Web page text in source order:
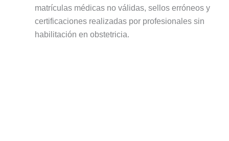
matrículas médicas no válidas, sellos erróneos y
certificaciones realizadas por profesionales sin
habilitación en obstetricia.